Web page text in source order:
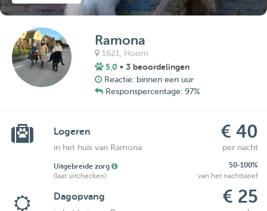
Ramona
1621, Hoorn
5,0 • 3 beoordelingen
Reactie: binnen een uur
Responspercentage: 97%
Logeren € 40
in het huis van Ramona per nacht
Uitgebreide zorg
50-100%
(laat uitchecken)
van het nachttarief
Dagopvang € 25